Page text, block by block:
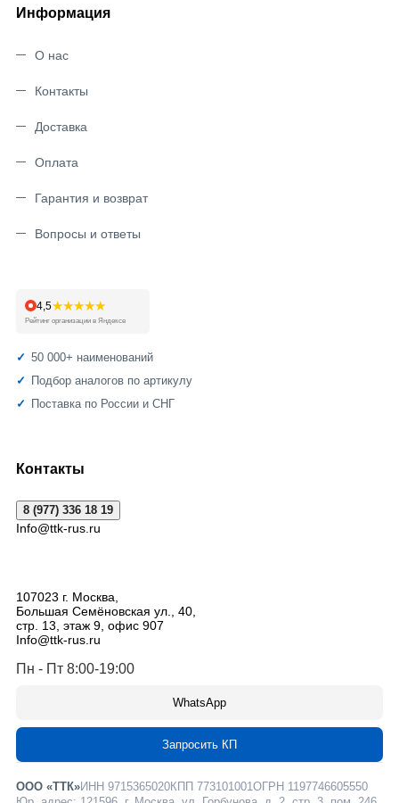
Информация
О нас
Контакты
Доставка
Оплата
Гарантия и возврат
Вопросы и ответы
4,5★★★★★
Рейтинг организации в Яндексе
50 000+ наименований
Подбор аналогов по артикулу
Поставка по России и СНГ
Контакты
8 (977) 336 18 19
Info@ttk-rus.ru
107023 г. Москва,
Большая Семёновская ул., 40,
стр. 13, этаж 9, офис 907
Info@ttk-rus.ru
Пн - Пт 8:00-19:00
WhatsApp
Запросить КП
ООО «ТТК»ИНН 9715365020КПП 773101001ОГРН 1197746605550